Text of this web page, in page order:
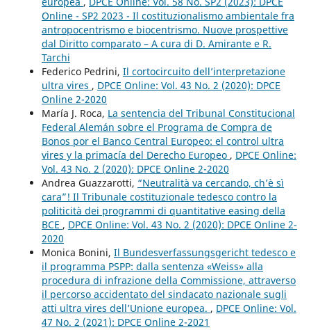
Online - SP2 2023 - Il costituzionalismo ambientale fra
antropocentrismo e biocentrismo. Nuove prospettive
dal Diritto comparato – A cura di D. Amirante e R.
Tarchi
Federico Pedrini, Il cortocircuito dell’interpretazione
ultra vires , DPCE Online: Vol. 43 No. 2 (2020): DPCE
Online 2-2020
María J. Roca, La sentencia del Tribunal Constitucional
Federal Alemán sobre el Programa de Compra de
Bonos por el Banco Central Europeo: el control ultra
vires y la primacía del Derecho Europeo , DPCE Online:
Vol. 43 No. 2 (2020): DPCE Online 2-2020
Andrea Guazzarotti, “Neutralità va cercando, ch’è sì
cara”! Il Tribunale costituzionale tedesco contro la
politicità dei programmi di quantitative easing della
BCE , DPCE Online: Vol. 43 No. 2 (2020): DPCE Online 2-
2020
Monica Bonini, Il Bundesverfassungsgericht tedesco e
il programma PSPP: dalla sentenza «Weiss» alla
procedura di infrazione della Commissione, attraverso
il percorso accidentato del sindacato nazionale sugli
atti ultra vires dell’Unione europea. , DPCE Online: Vol.
47 No. 2 (2021): DPCE Online 2-2021